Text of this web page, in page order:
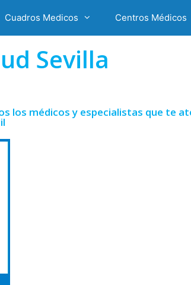
Cuadros Medicos Centros Médicos
Sevilla
los médicos y especialistas que te